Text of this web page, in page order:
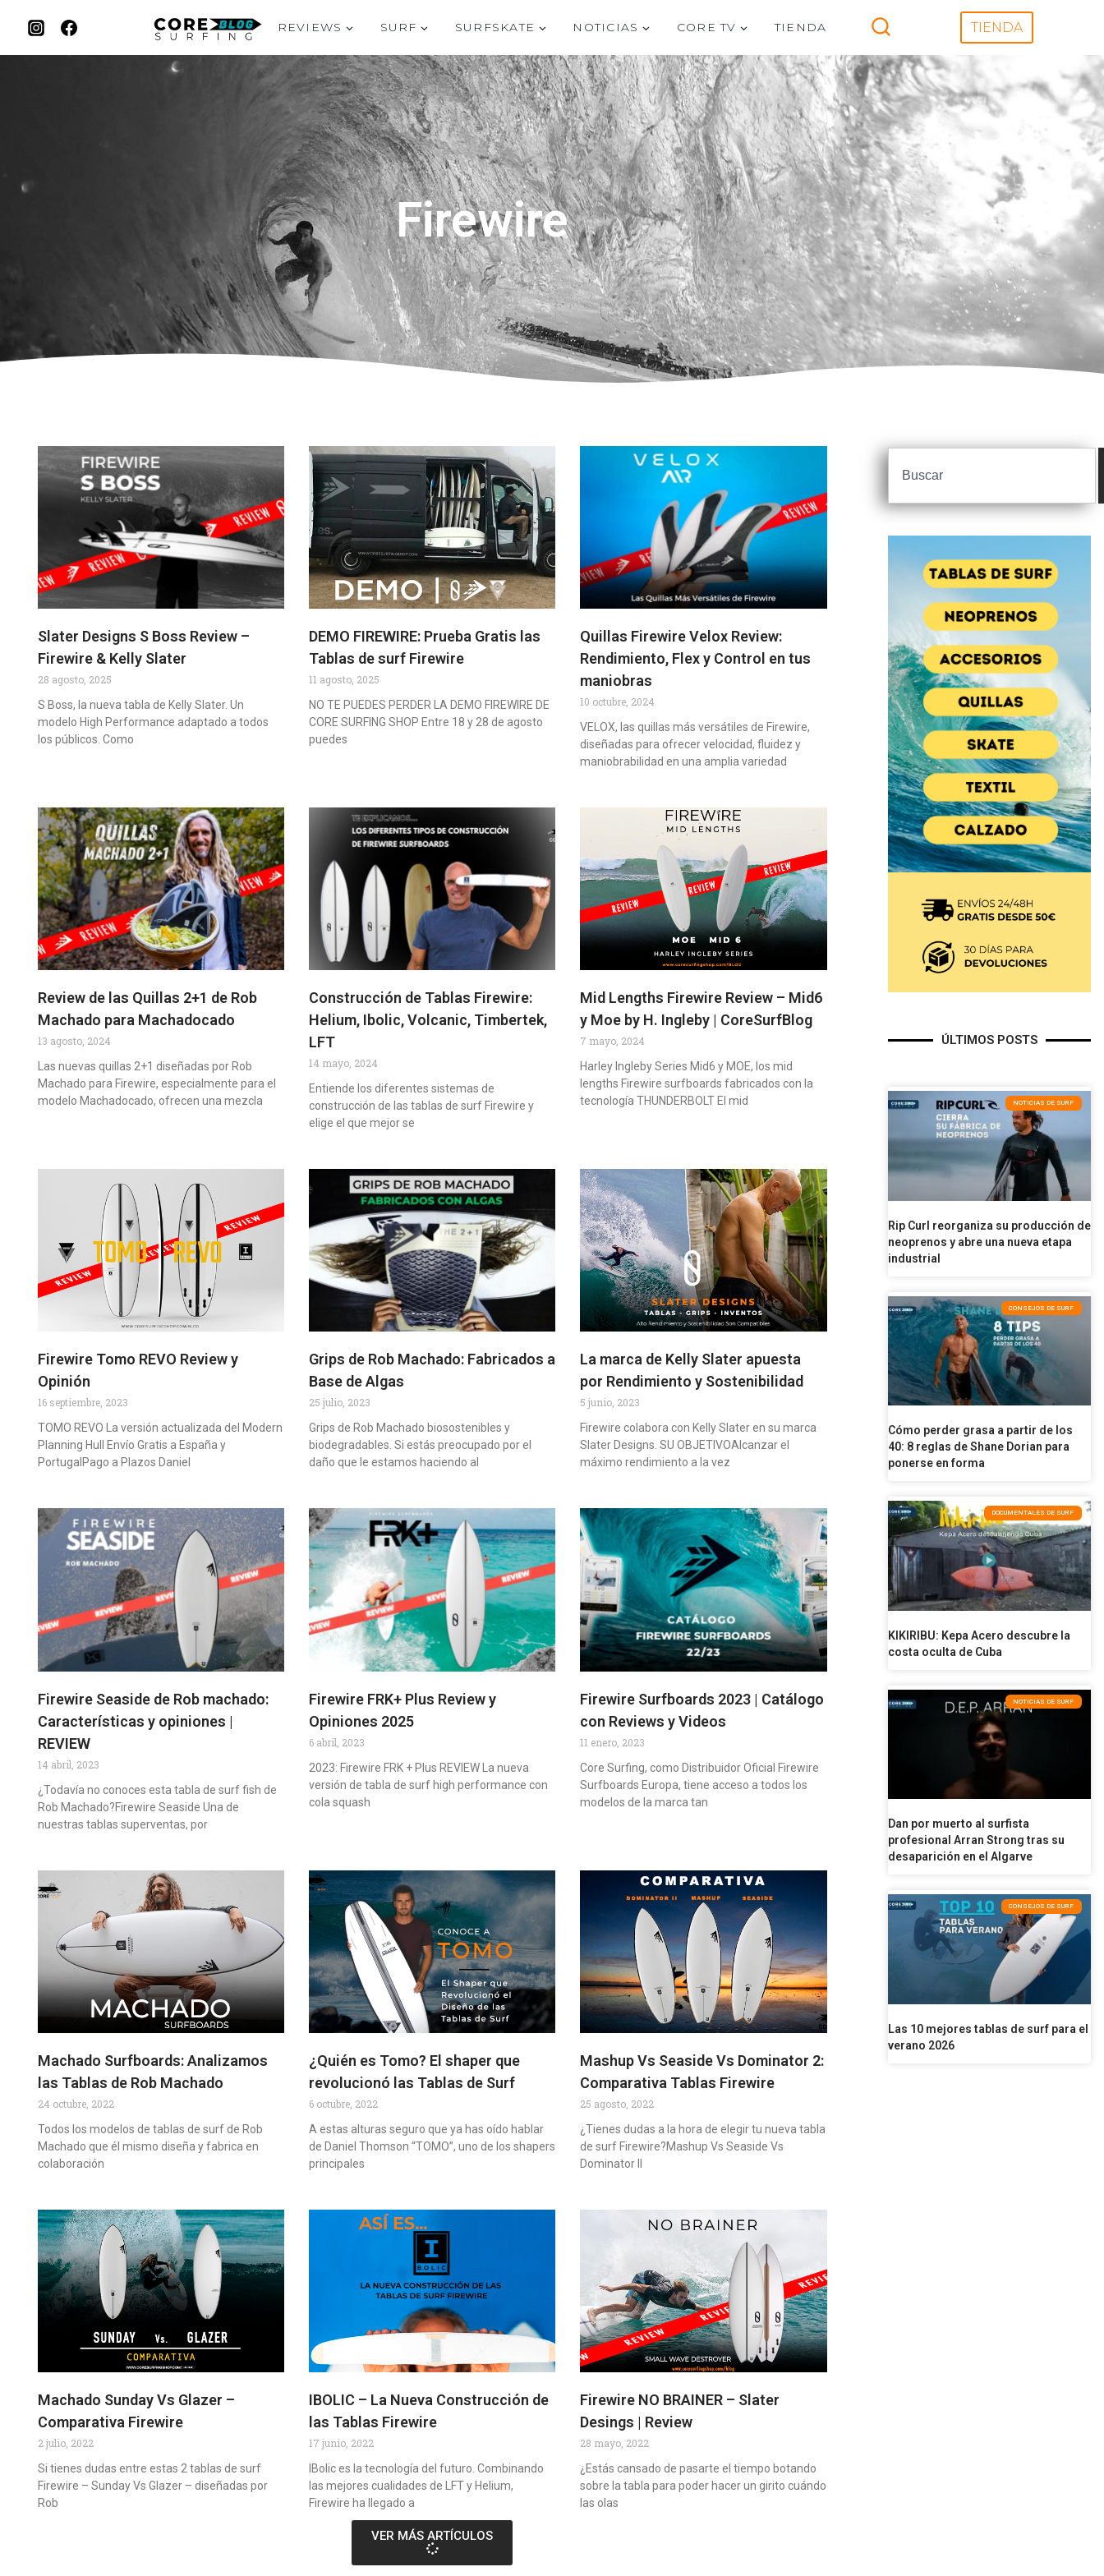
REVIEWS SURF SURFSKATE NOTICIAS CORE TV TIENDA TIENDA
Firewire
Slater Designs S Boss Review –
Firewire & Kelly Slater
28 agosto, 2025
S Boss, la nueva tabla de Kelly Slater. Un
modelo High Performance adaptado a todos
los públicos. Como
DEMO FIREWIRE: Prueba Gratis las
Tablas de surf Firewire
11 agosto, 2025
NO TE PUEDES PERDER LA DEMO FIREWIRE DE
CORE SURFING SHOP Entre 18 y 28 de agosto
puedes
Quillas Firewire Velox Review:
Rendimiento, Flex y Control en tus
maniobras
10 octubre, 2024
VELOX, las quillas más versátiles de Firewire,
diseñadas para ofrecer velocidad, fluidez y
maniobrabilidad en una amplia variedad
Review de las Quillas 2+1 de Rob
Machado para Machadocado
13 agosto, 2024
Las nuevas quillas 2+1 diseñadas por Rob
Machado para Firewire, especialmente para el
modelo Machadocado, ofrecen una mezcla
Construcción de Tablas Firewire:
Helium, Ibolic, Volcanic, Timbertek,
LFT
14 mayo, 2024
Entiende los diferentes sistemas de
construcción de las tablas de surf Firewire y
elige el que mejor se
Mid Lengths Firewire Review – Mid6
y Moe by H. Ingleby | CoreSurfBlog
7 mayo, 2024
Harley Ingleby Series Mid6 y MOE, los mid
lengths Firewire surfboards fabricados con la
tecnología THUNDERBOLT El mid
Firewire Tomo REVO Review y
Opinión
16 septiembre, 2023
TOMO REVO La versión actualizada del Modern
Planning Hull Envío Gratis a España y
PortugalPago a Plazos Daniel
Grips de Rob Machado: Fabricados a
Base de Algas
25 julio, 2023
Grips de Rob Machado biosostenibles y
biodegradables. Si estás preocupado por el
daño que le estamos haciendo al
La marca de Kelly Slater apuesta
por Rendimiento y Sostenibilidad
5 junio, 2023
Firewire colabora con Kelly Slater en su marca
Slater Designs. SU OBJETIVOAlcanzar el
máximo rendimiento a la vez
Firewire Seaside de Rob machado:
Características y opiniones |
REVIEW
14 abril, 2023
¿Todavía no conoces esta tabla de surf fish de
Rob Machado?Firewire Seaside Una de
nuestras tablas superventas, por
Firewire FRK+ Plus Review y
Opiniones 2025
6 abril, 2023
2023: Firewire FRK + Plus REVIEW La nueva
versión de tabla de surf high performance con
cola squash
Firewire Surfboards 2023 | Catálogo
con Reviews y Videos
11 enero, 2023
Core Surfing, como Distribuidor Oficial Firewire
Surfboards Europa, tiene acceso a todos los
modelos de la marca tan
Machado Surfboards: Analizamos
las Tablas de Rob Machado
24 octubre, 2022
Todos los modelos de tablas de surf de Rob
Machado que él mismo diseña y fabrica en
colaboración
¿Quién es Tomo? El shaper que
revolucionó las Tablas de Surf
6 octubre, 2022
A estas alturas seguro que ya has oído hablar
de Daniel Thomson “TOMO”, uno de los shapers
principales
Mashup Vs Seaside Vs Dominator 2:
Comparativa Tablas Firewire
25 agosto, 2022
¿Tienes dudas a la hora de elegir tu nueva tabla
de surf Firewire?Mashup Vs Seaside Vs
Dominator II
Machado Sunday Vs Glazer –
Comparativa Firewire
2 julio, 2022
Si tienes dudas entre estas 2 tablas de surf
Firewire – Sunday Vs Glazer – diseñadas por
Rob
IBOLIC – La Nueva Construcción de
las Tablas Firewire
17 junio, 2022
IBolic es la tecnología del futuro. Combinando
las mejores cualidades de LFT y Helium,
Firewire ha llegado a
Firewire NO BRAINER – Slater
Desings | Review
28 mayo, 2022
¿Estás cansado de pasarte el tiempo botando
sobre la tabla para poder hacer un girito cuándo
las olas
VER MÁS ARTÍCULOS
ÚLTIMOS POSTS
NOTICIAS DE SURF
Rip Curl reorganiza su producción de
neoprenos y abre una nueva etapa
industrial
CONSEJOS DE SURF
Cómo perder grasa a partir de los
40: 8 reglas de Shane Dorian para
ponerse en forma
DOCUMENTALES DE SURF
KIKIRIBU: Kepa Acero descubre la
costa oculta de Cuba
NOTICIAS DE SURF
Dan por muerto al surfista
profesional Arran Strong tras su
desaparición en el Algarve
CONSEJOS DE SURF
Las 10 mejores tablas de surf para el
verano 2026